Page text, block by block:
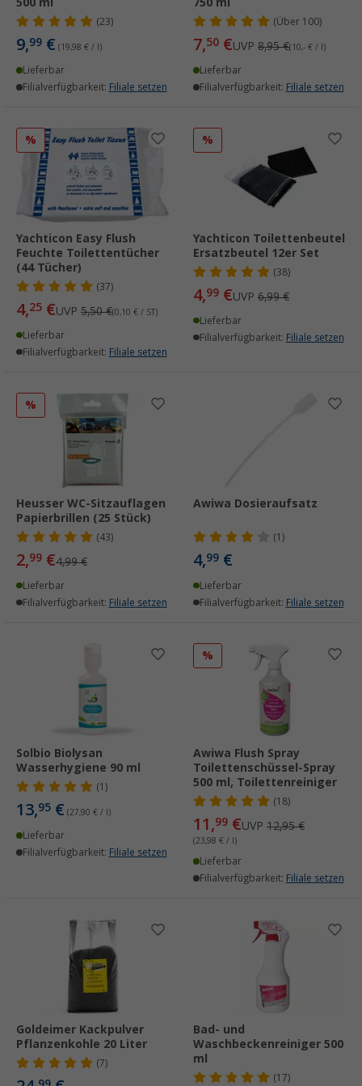
500 ml
(23)
9,99 € (19,98 € / l)
Lieferbar
Filialverfügbarkeit: Filiale setzen
750 ml
(Über100)
7,50 €UVP 8,95 €(10,- € / l)
Lieferbar
Filialverfügbarkeit: Filiale setzen
%
Yachticon Easy Flush
Feuchte Toilettentücher
(44 Tücher)
(37)
4,25 €UVP 5,50 €(0,10 € / ST)
Lieferbar
Filialverfügbarkeit: Filiale setzen
%
Yachticon Toilettenbeutel
Ersatzbeutel 12er Set
(38)
4,99 €UVP 6,99 €
Lieferbar
Filialverfügbarkeit: Filiale setzen
%
Heusser WC-Sitzauflagen
Papierbrillen (25 Stück)
(43)
2,99 €4,99 €
Lieferbar
Filialverfügbarkeit: Filiale setzen
Awiwa Dosieraufsatz
(1)
4,99 €
Lieferbar
Filialverfügbarkeit: Filiale setzen
Solbio Biolysan
Wasserhygiene 90 ml
(1)
13,95 € (27,90 € / l)
Lieferbar
Filialverfügbarkeit: Filiale setzen
%
Awiwa Flush Spray
Toilettenschüssel-Spray
500 ml, Toilettenreiniger
(18)
11,99 €UVP 12,95 €
(23,98 € / l)
Lieferbar
Filialverfügbarkeit: Filiale setzen
Goldeimer Kackpulver
Pflanzenkohle 20 Liter
(7)
Bad- und
Waschbeckenreiniger 500
ml
(17)